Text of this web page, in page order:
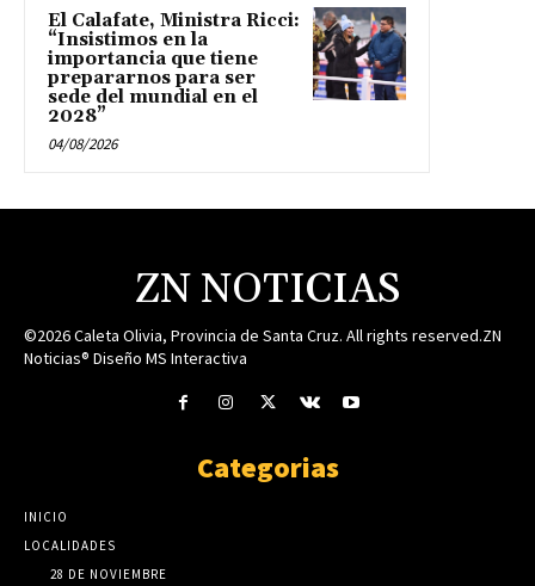
El Calafate, Ministra Ricci:
“Insistimos en la
importancia que tiene
prepararnos para ser
sede del mundial en el
2028”
04/08/2026
ZN NOTICIAS
©2026 Caleta Olivia, Provincia de Santa Cruz. All rights reserved.ZN
Noticias® Diseño MS Interactiva
Categorias
INICIO
LOCALIDADES
28 DE NOVIEMBRE